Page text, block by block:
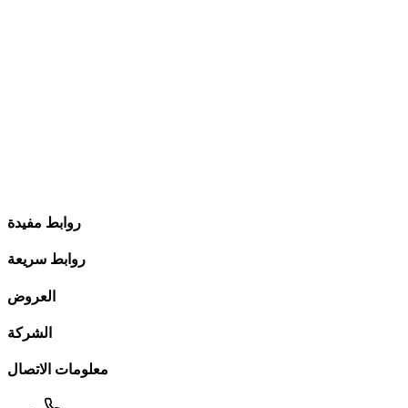
روابط مفيدة
روابط سريعة
العروض
الشركة
معلومات الاتصال